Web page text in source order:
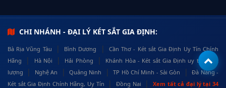
CHI NHÁNH - ĐẠI LÝ KÉT SẮT GIA ĐỊNH:
Bà Rịa Vũng Tàu | Bình Dương |
Cần Thơ - Két sắt Gia Định Uy Tín Chính
Hãng
| Hà Nội | Hải Phòng |
Khánh Hòa - Két sắt Gia Định uy tín, chất
lượng
| Nghệ An | Quảng Ninh | TP Hồ Chí Minh - Sài Gòn |
Đà Nẵng -
Két sắt Gia Định Chính Hãng, Uy Tín
| Đồng Nai | Xem tất cả đại lý tại 34